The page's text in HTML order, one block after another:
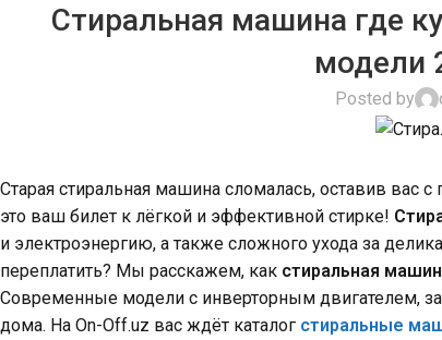
Стиральная машина где
модели
Posted by
Старая стиральная машина сломалась, оставив вас
это ваш билет к лёгкой и эффективной стирке!
и электроэнергию, а также сложного ухода за
переплатить? Мы расскажем, как стиральная
Современные модели с инверторным двигателем,
дома. На On-Off.uz вас ждёт каталог стиральные